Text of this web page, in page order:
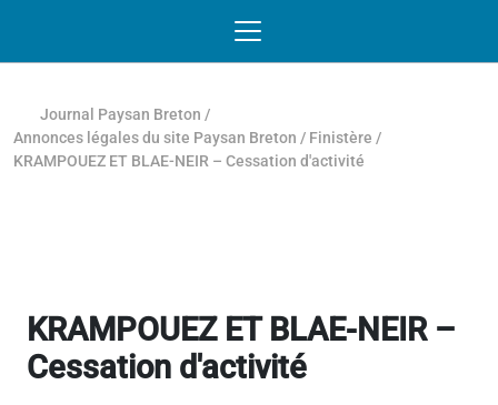
Journal Paysan Breton /
Annonces légales du site Paysan Breton / Finistère /
KRAMPOUEZ ET BLAE-NEIR – Cessation d'activité
KRAMPOUEZ ET BLAE-NEIR –
Cessation d'activité